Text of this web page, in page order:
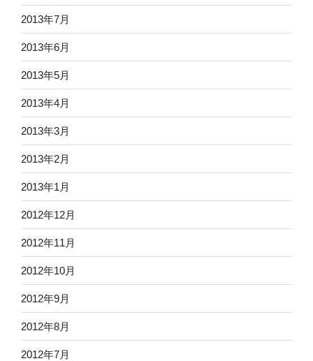
2013年7月
2013年6月
2013年5月
2013年4月
2013年3月
2013年2月
2013年1月
2012年12月
2012年11月
2012年10月
2012年9月
2012年8月
2012年7月